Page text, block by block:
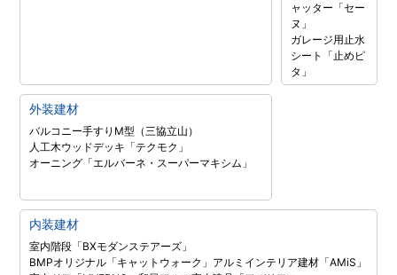
ャッター「セー
ヌ」
ガレージ用止水
シート「止めピ
タ」
外装建材
バルコニー手すりM型（三協立山）
人工木ウッドデッキ「テクモク」
オーニング「エルバーネ・スーパーマキシム」
内装建材
室内階段「BXモダンステアーズ」
BMPオリジナル「キャットウォーク」 アルミインテリア建材「AMiS」